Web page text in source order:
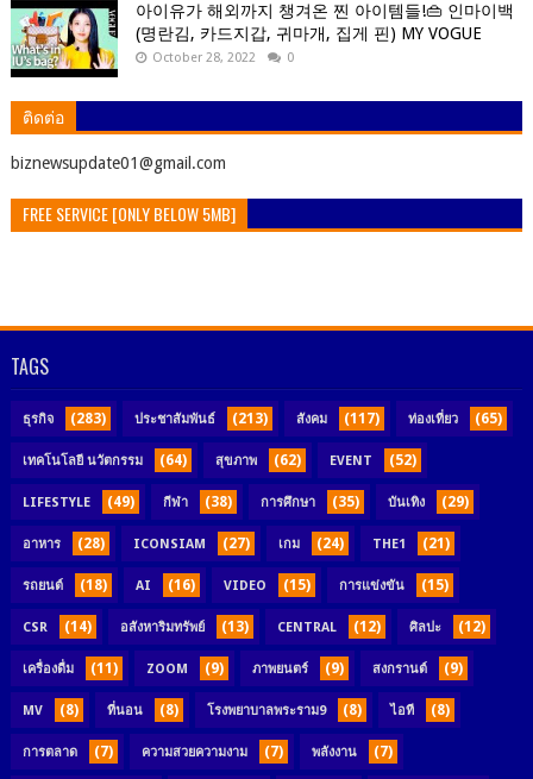
아이유가 해외까지 챙겨온 찐 아이템들!👜 인마이백
(명란김, 카드지갑, 귀마개, 집게 핀) MY VOGUE
October 28, 2022 0
ติดต่อ
ิbiznewsupdate01@gmail.com
FREE SERVICE [ONLY BELOW 5MB]
TAGS
ธุรกิจ (283) ประชาสัมพันธ์ (213) สังคม (117) ท่องเที่ยว (65)
เทคโนโลยี นวัตกรรม (64) สุขภาพ (62) EVENT (52)
LIFESTYLE (49) กีฬา (38) การศึกษา (35) บันเทิง (29)
อาหาร (28) ICONSIAM (27) เกม (24) THE1 (21)
รถยนต์ (18) AI (16) VIDEO (15) การแข่งขัน (15)
CSR (14) อสังหาริมทรัพย์ (13) CENTRAL (12) ศิลปะ (12)
เครื่องดื่ม (11) ZOOM (9) ภาพยนตร์ (9) สงกรานต์ (9)
MV (8) ที่นอน (8) โรงพยาบาลพระราม9 (8) ไอที (8)
การตลาด (7) ความสวยความงาม (7) พลังงาน (7)